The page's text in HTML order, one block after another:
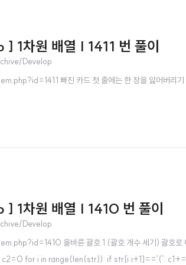
1차원 배열 | 1411 번 풀이
Develop
빠진 카드 첫 줄에는 한 장을 잃어버리기
1차원 배열 | 1410 번 풀이
Develop
올바른 괄호 1 (괄호 개수 세기) 괄호
for i in range(len(str)): if str[i:i+1]=='(':